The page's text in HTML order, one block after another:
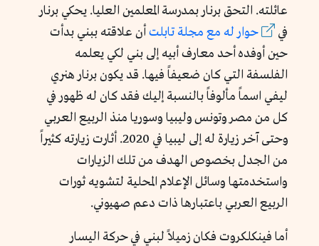
عائلته. التحق برنار بمدرسة المعلمين العليا. يحكي برنار
في
حوار له مع مجلة تابلت أن علاقته ببني بدأت
حين أوفده أحد معارف أبيه إلى بني لكي يعلمه
الفلسفة التي كان ضعيفاً فيها. قد يكون برنار هنري
ليفي اسماً مألوفاً بالنسبة إليك فقد كان له ظهور في
كل من مصر وتونس وليبيا وسوريا منذ الربيع العربي
وحتى آخر زيارة له إلى ليبيا في 2020. أثارت زيارته كثيراً
من الجدل بخصوص الهدف من تلك الزيارات
واستخدمتها وسائل الإعلام المحلية لتشويه ثورات
الربيع العربي باعتبارها ذات دعم صهيوني.
أما فينكلكروت فكان زميلاً لبني في حركة اليسار